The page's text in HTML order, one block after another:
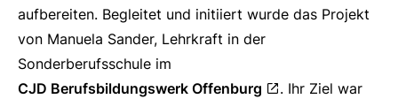
aufbereiten. Begleitet und initiiert wurde das Projekt
von Manuela Sander, Lehrkraft in der
Sonderberufsschule im
CJD Berufsbildungswerk Offenburg
. Ihr Ziel war